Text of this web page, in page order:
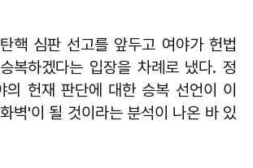
핵 심판 선고를 앞두고 여야가 헌법
복하겠다는 입장을 차례로 냈다. 정
의 헌재 판단에 대한 승복 선언이 이
벽'이 될 것이라는 분석이 나온 바 있